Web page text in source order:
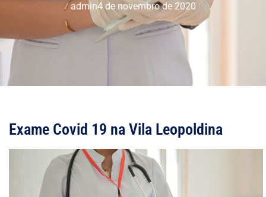
admin4 de novembro de 2020
Exame Covid 19 na Vila Leopoldina